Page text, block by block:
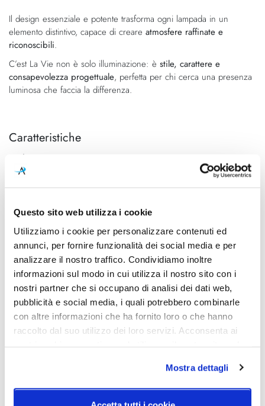
Questo sito web utilizza i cookie
Utilizziamo i cookie per personalizzare contenuti ed
annunci, per fornire funzionalità dei social media e per
analizzare il nostro traffico. Condividiamo inoltre
informazioni sul modo in cui utilizza il nostro sito con i
nostri partner che si occupano di analisi dei dati web,
pubblicità e social media, i quali potrebbero combinarle
con altre informazioni che ha fornito loro o che hanno
raccolto dal suo utilizzo dei loro servizi. Acconsenta ai
Mostra dettagli
Il design essenziale e potente trasforma ogni lampada in un
elemento distintivo, capace di creare atmosfere raffinate e
riconoscibili.
C’est La Vie non è solo illuminazione: è stile, carattere e
consapevolezza progettuale, perfetta per chi cerca una presenza
luminosa che faccia la differenza.
Caratteristiche
Cod.Art.
C'est La Vie Soffitto/Parete
Adriano Rachele
Dimensioni
Sorgente luminosa
Potenza e attacco
2 X 12W E27 LED Filament
Bulbs
Lampadina
Esclusa
Dimmerazione
Dimmerabile
Diffusore
Opalflex®, Lentiflex® con
serigrafia
Classe energetica
IP